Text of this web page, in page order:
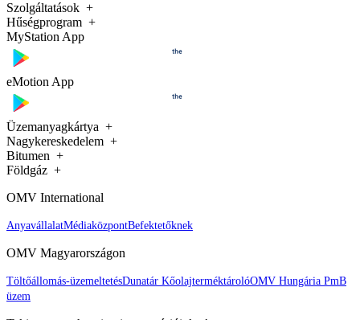
Szolgáltatások
Hűségprogram
MyStation App
eMotion App
Üzemanyagkártya
Nagykereskedelem
Bitumen
Földgáz
OMV International
AnyavállalatMédiaközpontBefektetőknek
OMV Magyarországon
Töltőállomás-üzemeltetésDunatár KőolajterméktárolóOMV Hungária PmB
üzem